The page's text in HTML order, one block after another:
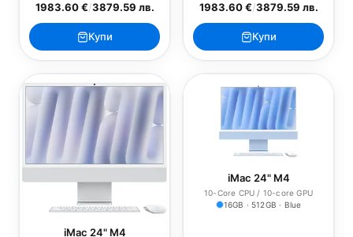
1983.60 €/3879.59 лв.
Купи
1983.60 €/3879.59 лв.
Купи
iMac 24" M4
iMac 24" M4
10-Core CPU / 10-core GPU
16GB · 512GB · Blue